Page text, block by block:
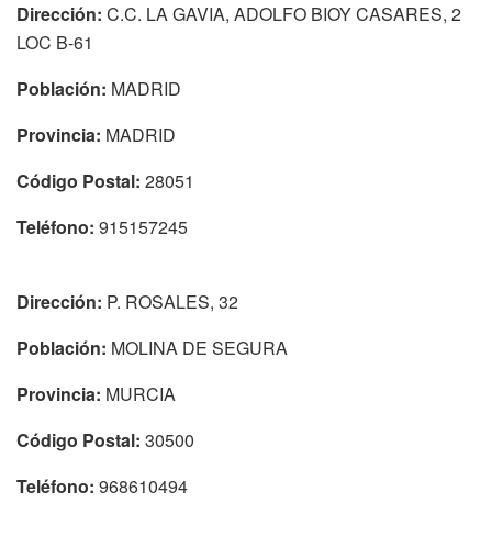
Dirección: C.C. LA GAVIA, ADOLFO BIOY CASARES, 2
LOC B-61
Población: MADRID
Provincia: MADRID
Código Postal: 28051
Teléfono: 915157245
Dirección: P. ROSALES, 32
Población: MOLINA DE SEGURA
Provincia: MURCIA
Código Postal: 30500
Teléfono: 968610494